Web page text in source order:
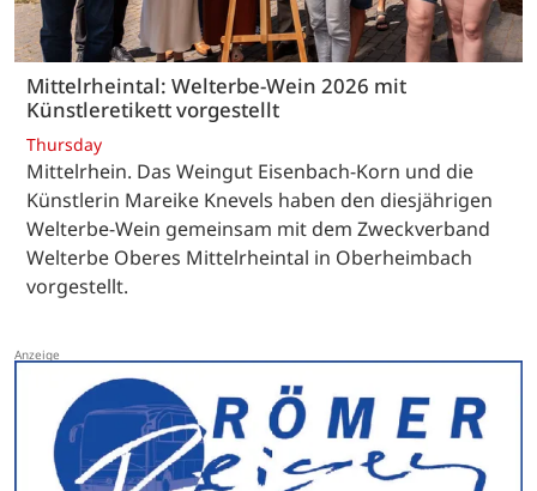
Mittelrheintal: Welterbe-Wein 2026 mit
Künstleretikett vorgestellt
Thursday
Mittelrhein. Das Weingut Eisenbach-Korn und die
Künstlerin Mareike Knevels haben den diesjährigen
Welterbe-Wein gemeinsam mit dem Zweckverband
Welterbe Oberes Mittelrheintal in Oberheimbach
vorgestellt.